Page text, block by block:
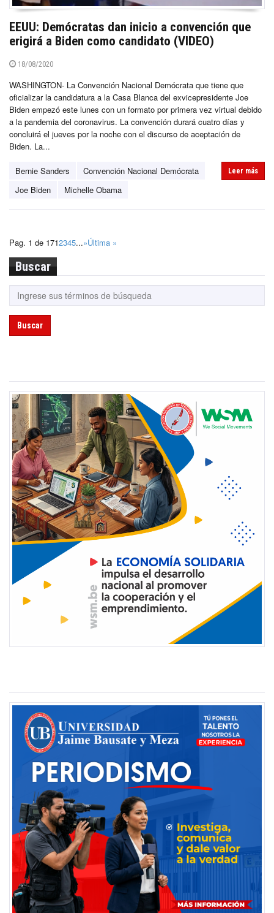
EEUU: Demócratas dan inicio a convención que
erigirá a Biden como candidato (VIDEO)
18/08/2020
WASHINGTON- La Convención Nacional Demócrata que tiene que
oficializar la candidatura a la Casa Blanca del exvicepresidente Joe
Biden empezó este lunes con un formato por primera vez virtual debido
a la pandemia del coronavirus. La convención durará cuatro días y
concluirá el jueves por la noche con el discurso de aceptación de
Biden. La...
Bernie Sanders
Convención Nacional Demócrata
Joe Biden
Michelle Obama
Leer más
Pag. 1 de 1712345...»Última »
Buscar
Buscar